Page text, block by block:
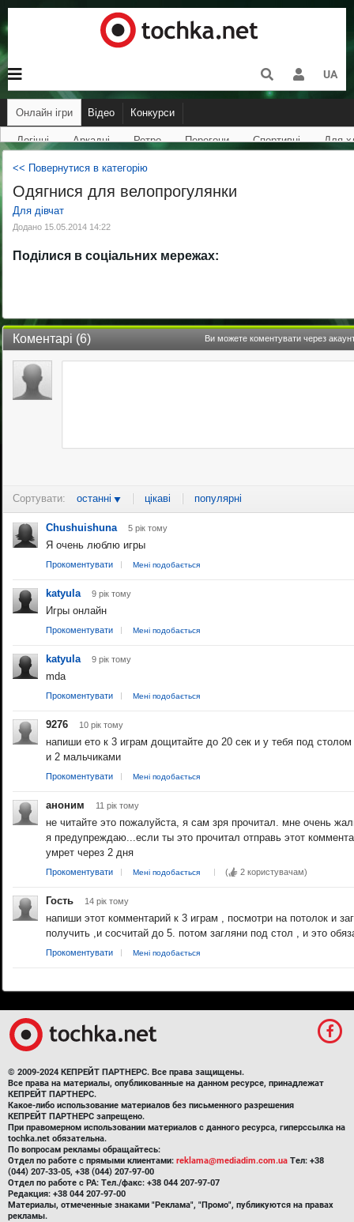
UA
Онлайн ігри відео Конкурси
Логічні Аркадні Ретро Перегони Спортивні Для
<< Повернутися в категорію
Одягнися для велопрогулянки
Для дівчат
Додано 15.05.2014 14:22
Поділися в соціальних мережах:
Коментарі (6) Ви можете коментувати через
Сортувати: останні цікаві популярні
Chushuishuna 5 рiк тому
Я очень люблю игры
Прокоментувати Мені подобається
katyula 9 рiк тому
Игры онлайн
Прокоментувати Мені подобається
katyula 9 рiк тому
mda
Прокоментувати Мені подобається
9276 10 рiк тому
напиши ето к 3 играм дощитайте до 20 сек и у тебя под
и 2 мальчиками
Прокоментувати Мені подобається
аноним 11 рiк тому
не читайте это пожалуйста, я сам зря прочитал. мне очень
я предупреждаю...если ты это прочитал отправь этот
умрет через 2 дня
Прокоментувати Мені подобається ( 2 користувачам)
Гость 14 рiк тому
напиши этот комментарий к 3 играм , посмотри на потолок и
получить ,и сосчитай до 5. потом загляни под стол , и это
Прокоментувати Мені подобається
© 2009-2024 КЕПРЕЙТ ПАРТНЕРС. Все права защищены.
Все права на материалы, опубликованные на данном ресурсе, принадлежат
КЕПРЕЙТ ПАРТНЕРС.
Какое-либо использование материалов без письменного разрешения
КЕПРЕЙТ ПАРТНЕРС запрещено.
При правомерном использовании материалов с данного ресурса, гиперссылка на
tochka.net обязательна.
По вопросам рекламы обращайтесь:
Отдел по работе с прямыми клиентами: reklama@mediadim.com.ua Тел: +38
(044) 207-33-05, +38 (044) 207-97-00
Отдел по работе с РА: Тел./факс: +38 044 207-97-07
Редакция: +38 044 207-97-00
Материалы, отмеченные знаками "Реклама", "Промо", публикуются на правах
рекламы.